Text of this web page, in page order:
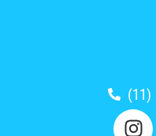
(11)
I